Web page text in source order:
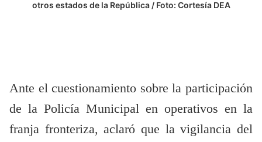
otros estados de la República / Foto: Cortesía DEA
Ante el cuestionamiento sobre la participación
de la Policía Municipal en operativos en la
franja fronteriza, aclaró que la vigilancia del